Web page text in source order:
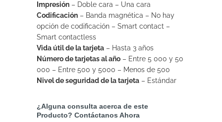
Impresión – Doble cara – Una cara
Codificación – Banda magnética – No hay
opción de codificación – Smart contact –
Smart contactless
Vida útil de la tarjeta – Hasta 3 años
Número de tarjetas al año – Entre 5 000 y 50
000 – Entre 500 y 5000 – Menos de 500
Nivel de seguridad de la tarjeta – Estándar
¿Alguna consulta acerca de este
Producto? Contáctanos Ahora